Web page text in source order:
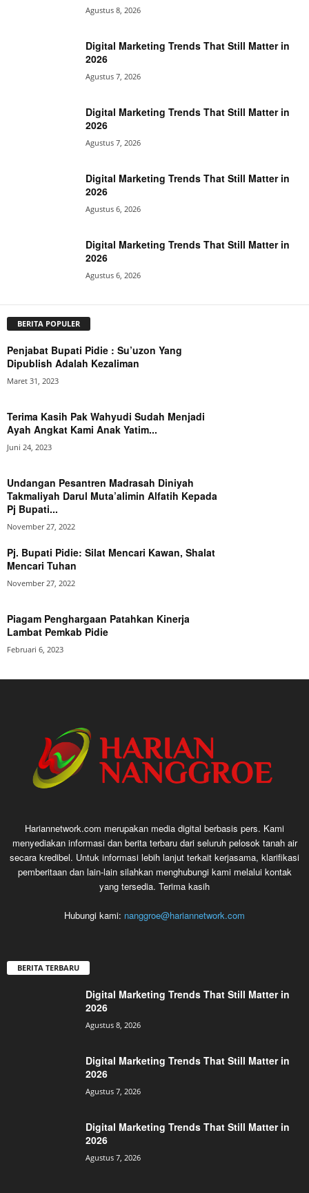
Agustus 8, 2026
Digital Marketing Trends That Still Matter in
2026
Agustus 7, 2026
Digital Marketing Trends That Still Matter in
2026
Agustus 7, 2026
Digital Marketing Trends That Still Matter in
2026
Agustus 6, 2026
Digital Marketing Trends That Still Matter in
2026
Agustus 6, 2026
BERITA POPULER
Penjabat Bupati Pidie : Su’uzon Yang
Dipublish Adalah Kezaliman
Maret 31, 2023
Terima Kasih Pak Wahyudi Sudah Menjadi
Ayah Angkat Kami Anak Yatim...
Juni 24, 2023
Undangan Pesantren Madrasah Diniyah
Takmaliyah Darul Muta’alimin Alfatih Kepada
Pj Bupati...
November 27, 2022
Pj. Bupati Pidie: Silat Mencari Kawan, Shalat
Mencari Tuhan
November 27, 2022
Piagam Penghargaan Patahkan Kinerja
Lambat Pemkab Pidie
Februari 6, 2023
Hariannetwork.com merupakan media digital berbasis pers. Kami
menyediakan informasi dan berita terbaru dari seluruh pelosok tanah air
secara kredibel. Untuk informasi lebih lanjut terkait kerjasama, klarifikasi
pemberitaan dan lain-lain silahkan menghubungi kami melalui kontak
yang tersedia. Terima kasih
Hubungi kami: nanggroe@hariannetwork.com
BERITA TERBARU
Digital Marketing Trends That Still Matter in
2026
Agustus 8, 2026
Digital Marketing Trends That Still Matter in
2026
Agustus 7, 2026
Digital Marketing Trends That Still Matter in
2026
Agustus 7, 2026